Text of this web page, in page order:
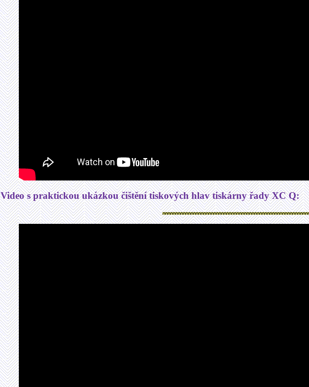
Video s praktickou ukázkou čištění tiskových hlav tiskárny řady XC Q: